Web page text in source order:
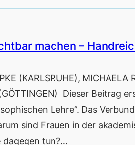
machen –
(KARLSRUHE),
Dieser Beitrag
Lehre”. Das
sind Frauen in der
dagegen tun?…